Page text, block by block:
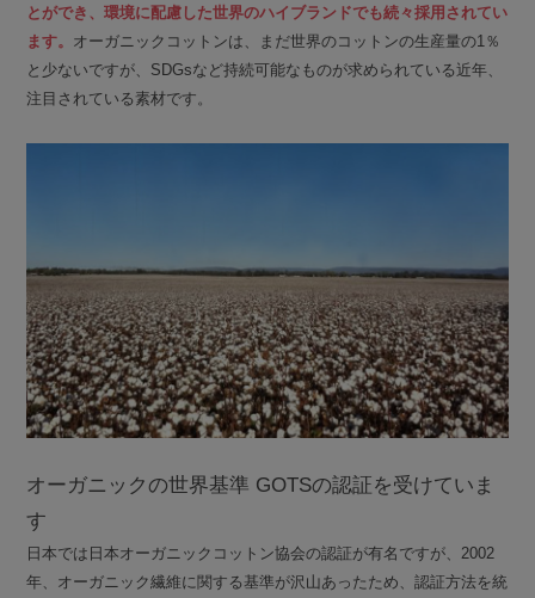
とができ、環境に配慮した世界のハイブランドでも続々採用されてい
ます。 オーガニックコットンは、まだ世界のコットンの生産量の1％
と少ないですが、SDGsなど持続可能なものが求められている近年、
注目されている素材です。
オーガニックの世界基準 GOTSの認証を受けていま
す
日本では日本オーガニックコットン協会の認証が有名ですが、2002
年、オーガニック繊維に関する基準が沢山あったため、認証方法を統